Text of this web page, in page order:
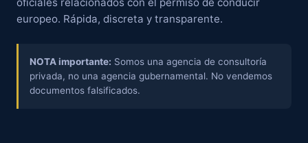
europeo. Rápida, discreta y transparente.
NOTA importante: Somos una agencia de consultoría
privada, no una agencia gubernamental. No vendemos
documentos falsificados.